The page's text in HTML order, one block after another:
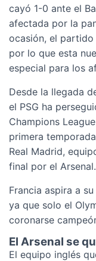
cayó 1-0 ante el
afectada por la
ocasión, el
por lo que esta
especial para los
Desde la llegada
el PSG ha
Champions
primera
Real Madrid,
final por el Arsenal.
Francia aspira a
ya que solo el
coronarse
El Arsenal se
El equipo inglés